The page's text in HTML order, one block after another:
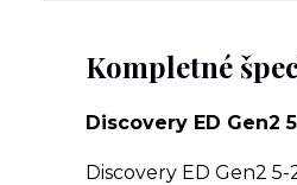
Kompletné
Discovery ED Gen2
Discovery ED Gen2